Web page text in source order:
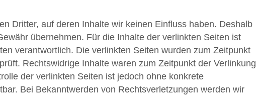
Dritter, auf deren Inhalte wir keinen Einfluss haben. Deshalb
übernehmen. Für die Inhalte der verlinkten Seiten ist
verantwortlich. Die verlinkten Seiten wurden zum Zeitpunkt
Rechtswidrige Inhalte waren zum Zeitpunkt der Verlinkung
der verlinkten Seiten ist jedoch ohne konkrete
Bei Bekanntwerden von Rechtsverletzungen werden wir